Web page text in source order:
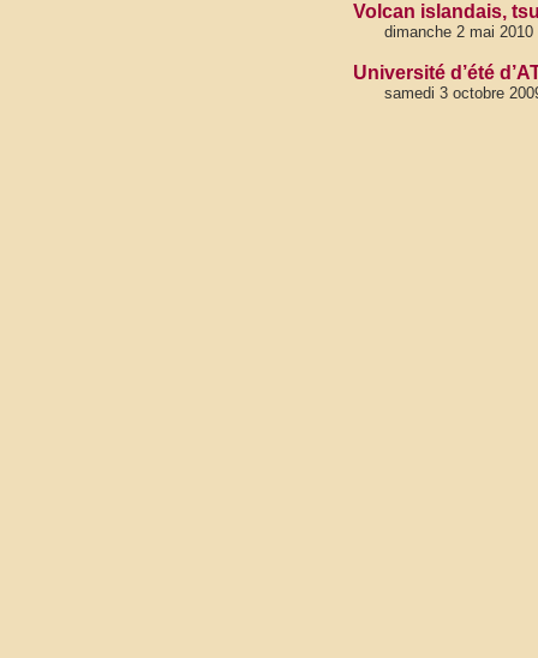
Volcan islandais,
dimanche 2 mai 2010
Université d’été
samedi 3 octobre